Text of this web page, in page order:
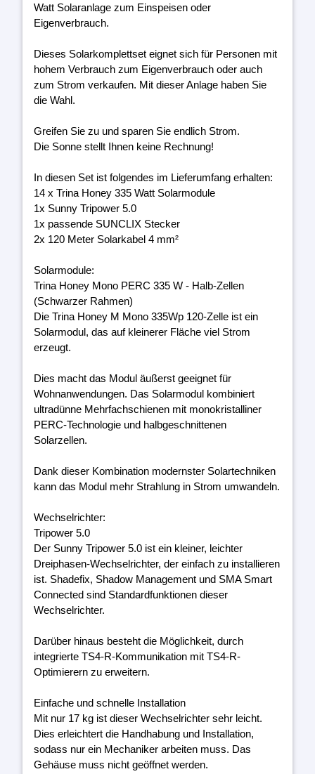
Watt Solaranlage zum Einspeisen oder
Eigenverbrauch.
Dieses Solarkomplettset eignet sich für Personen mit
hohem Verbrauch zum Eigenverbrauch oder auch
zum Strom verkaufen. Mit dieser Anlage haben Sie
die Wahl.
Greifen Sie zu und sparen Sie endlich Strom.
Die Sonne stellt Ihnen keine Rechnung!
In diesen Set ist folgendes im Lieferumfang erhalten:
14 x Trina Honey 335 Watt Solarmodule
1x Sunny Tripower 5.0
1x passende SUNCLIX Stecker
2x 120 Meter Solarkabel 4 mm²
Solarmodule:
Trina Honey Mono PERC 335 W - Halb-Zellen
(Schwarzer Rahmen)
Die Trina Honey M Mono 335Wp 120-Zelle ist ein
Solarmodul, das auf kleinerer Fläche viel Strom
erzeugt.
Dies macht das Modul äußerst geeignet für
Wohnanwendungen. Das Solarmodul kombiniert
ultradünne Mehrfachschienen mit monokristalliner
PERC-Technologie und halbgeschnittenen
Solarzellen.
Dank dieser Kombination modernster Solartechniken
kann das Modul mehr Strahlung in Strom umwandeln.
Wechselrichter:
Tripower 5.0
Der Sunny Tripower 5.0 ist ein kleiner, leichter
Dreiphasen-Wechselrichter, der einfach zu installieren
ist. Shadefix, Shadow Management und SMA Smart
Connected sind Standardfunktionen dieser
Wechselrichter.
Darüber hinaus besteht die Möglichkeit, durch
integrierte TS4-R-Kommunikation mit TS4-R-
Optimierern zu erweitern.
Einfache und schnelle Installation
Mit nur 17 kg ist dieser Wechselrichter sehr leicht.
Dies erleichtert die Handhabung und Installation,
sodass nur ein Mechaniker arbeiten muss. Das
Gehäuse muss nicht geöffnet werden.